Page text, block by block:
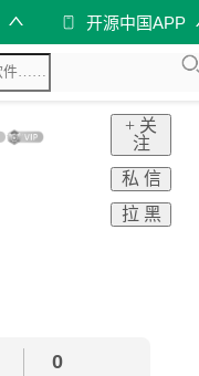
开源中国APP
+ 关
注
私 信
拉 黑
0